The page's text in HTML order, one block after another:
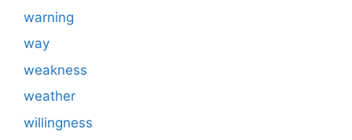
warning
way
weakness
weather
willingness